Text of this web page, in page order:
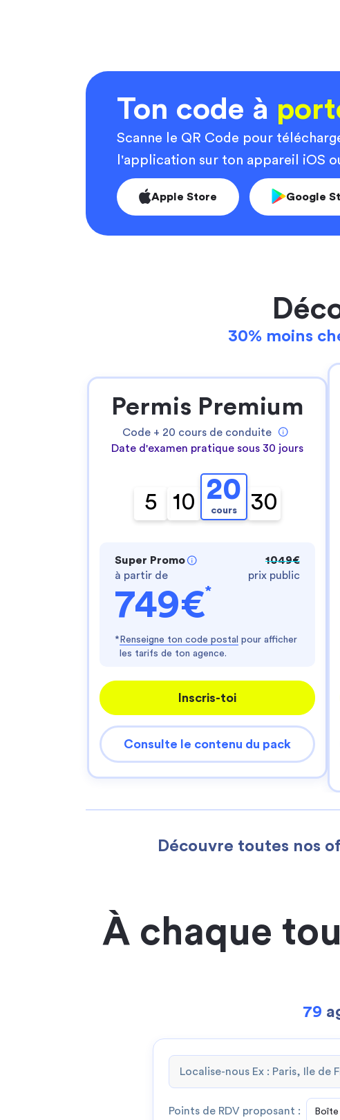
Ton code à
Scanne le QR Code pour
l'application sur ton appareil iOS
Apple Store Google
30% moins
Permis Premium
Code + 20 cours de conduite
Date d'examen pratique sous 30 jours
5 10 20
cours 30
Super Promo
à partir de
749€*
1049€
prix public
* Renseigne ton code postal pour afficher
les tarifs de ton agence.
Inscris-toi
Consulte le contenu du pack
Découvre toutes nos
À chaque
79
Points de RDV proposant : Boîte